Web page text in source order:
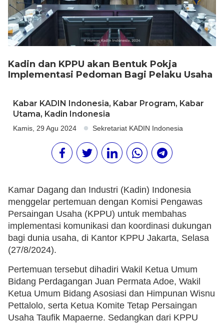
Kadin dan KPPU akan Bentuk Pokja
Implementasi Pedoman Bagi Pelaku Usaha
Kabar KADIN Indonesia, Kabar Program, Kabar
Utama, Kadin Indonesia
Kamis, 29 Agu 2024 Sekretariat KADIN Indonesia
Kamar Dagang dan Industri (Kadin) Indonesia
menggelar pertemuan dengan Komisi Pengawas
Persaingan Usaha (KPPU) untuk membahas
implementasi komunikasi dan koordinasi dukungan
bagi dunia usaha, di Kantor KPPU Jakarta, Selasa
(27/8/2024).
Pertemuan tersebut dihadiri Wakil Ketua Umum
Bidang Perdagangan Juan Permata Adoe, Wakil
Ketua Umum Bidang Asosiasi dan Himpunan Wisnu
Pettalolo, serta Ketua Komite Tetap Persaingan
Usaha Taufik Mapaerne. Sedangkan dari KPPU